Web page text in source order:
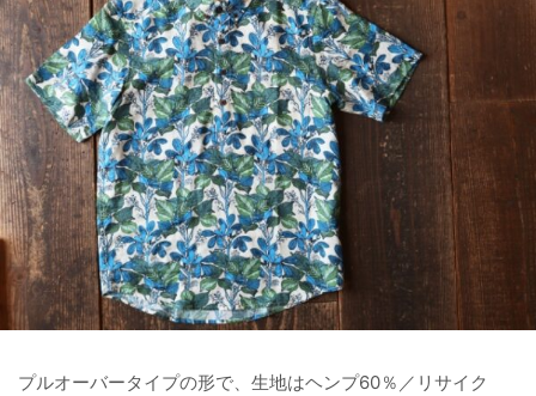
プルオーバータイプの形で、生地はヘンプ60％／リサイク